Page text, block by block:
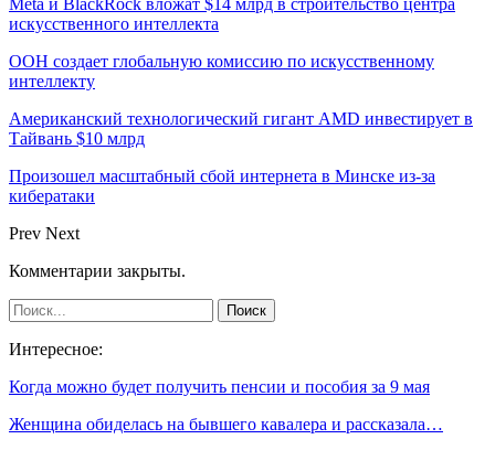
искусственного интеллекта
ООН создает глобальную комиссию по искусственному
интеллекту
Американский технологический гигант AMD инвестирует в
Тайвань $10 млрд
Произошел масштабный сбой интернета в Минске из-за
кибератаки
Prev Next
Комментарии закрыты.
Интересное:
Когда можно будет получить пенсии и пособия за 9 мая
Женщина обиделась на бывшего кавалера и рассказала…